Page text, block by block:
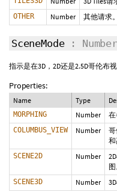
OTHER Number 其他请求。
SceneMode : Number
指示是在3D，2D还是2.5D哥伦布
Properties:
Name Type
MORPHING Number 在
COLUMBUS_VIEW Number
和
SCENE2D Number
图
SCENE3D Number